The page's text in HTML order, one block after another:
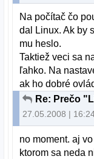
Na počítač čo
dal Linux. Ak by
mu heslo.
Taktiež veci sa
ľahko. Na
ak ho dobré
Re: Prečo
27.05.2008 |
no moment. aj
ktorom sa neda